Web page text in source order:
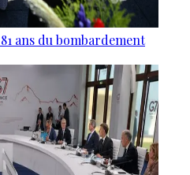
ans du bombardement